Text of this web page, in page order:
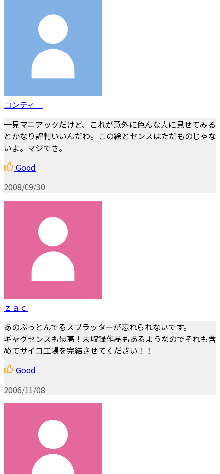
コンティー
一見マニアックだけど、これが意外に色んな人に見せてみる
とかなり評判いいんだわ。この絵とセンスはただものじゃな
いよ。マジでさ。
Good
2008/09/30
ｚａｃ
あのぶっとんでるスプラッターが忘れられないです。
ギャグセンスも最高！未収録作品もあるようなのでそれも含
めてサイコ工場を完結させてください！！
Good
2006/11/08